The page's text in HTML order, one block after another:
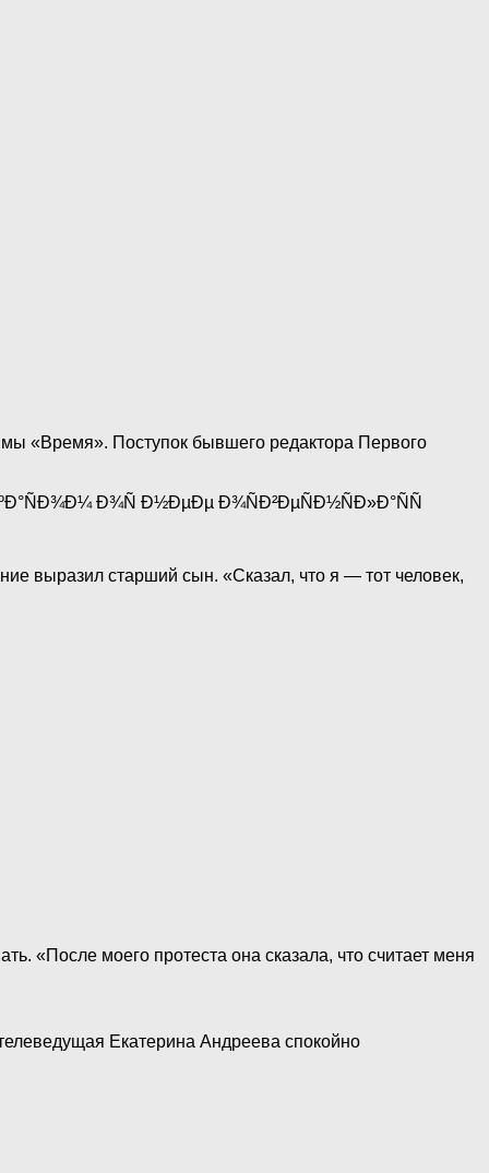
«Время». Поступок бывшего редактора Первого
выразил старший сын. «Сказал, что я — тот человек,
«После моего протеста она сказала, что считает меня
Екатерина Андреева спокойно